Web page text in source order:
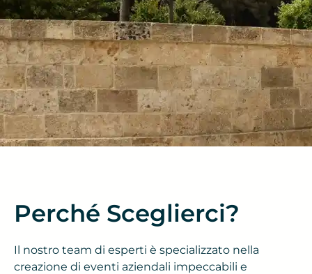
Perché Sceglierci?
Il nostro team di esperti è specializzato nella
creazione di eventi aziendali impeccabili e